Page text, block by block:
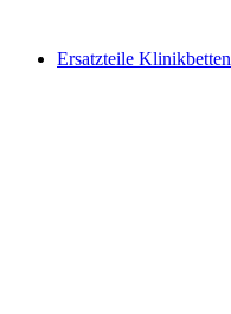
Ersatzteile Klinikbetten